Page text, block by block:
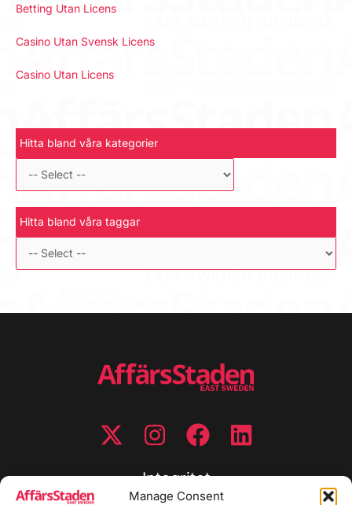
Manage Consent
Betting Utan Licens
Casino Utan Svensk Licens
Casino Utan Licens
Hitta bland våra kategorier
Hitta bland våra taggar
Integritet